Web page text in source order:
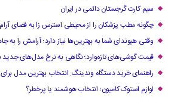
سیم کارت گرجستان دائمی در ایران
چگونه مطب پزشکان را از محیطی استرس زا به فضای
وقتی هیوندای شما به بهترین‌ها نیاز دارد؛ آرامش را به
قیمت گوشی‌های تازه‌وارد؛ نگاهی به نرخ مدل‌های جدید
راهنمای خرید دستگاه وندینگ: انتخاب بهترین مدل
لوازم استوک کامیون؛ انتخاب هوشمند یا پرخطر؟